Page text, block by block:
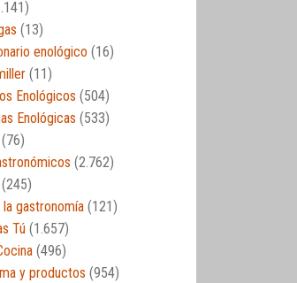
(13)
enológico (16)
(11)
Enológicos (504)
Enológicas (533)
(76)
(2.762)
(245)
la gastronomía (121)
Tú (1.657)
(496)
y productos (954)